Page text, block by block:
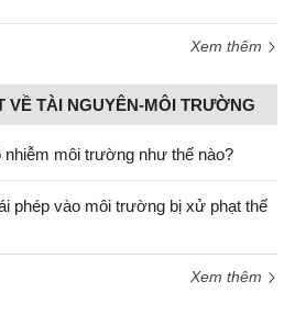
Xem thêm
VỀ TÀI NGUYÊN-MÔI TRƯỜNG
môi trường như thế nào?
phép vào môi trường bị xử phạt thế
Xem thêm